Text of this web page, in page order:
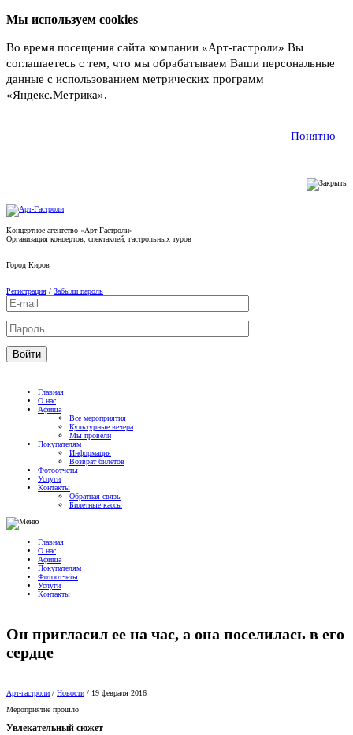
Мы используем cookies
Во время посещения сайта компании «Арт-гастроли» Вы
соглашаетесь с тем, что мы обрабатываем Ваши персональные
данные с использованием метрических программ
«Яндекс.Метрика».
Понятно
Концертное агентство «Арт-Гастроли»
Организация концертов, спектаклей, гастрольных туров
Город Киров
Регистрация / Забыли пароль
Главная
О нас
Афиша
Все мероприятия
Культурные вечера
Мы провели
Покупателям
Информация
Возврат билетов
Фотоотчеты
Услуги
Контакты
Обратная связь
Билетные кассы
Главная
О нас
Афиша
Покупателям
Фотоотчеты
Услуги
Контакты
Он пригласил ее на час, а она поселилась в его
сердце
Арт-гастроли / Новости / 19 февраля 2016
Мероприятие прошло
Увлекательный сюжет